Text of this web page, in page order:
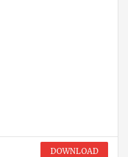
DOWNLOAD